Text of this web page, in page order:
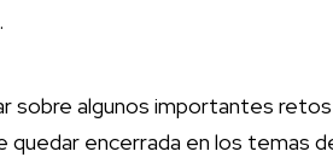
sobre algunos importantes
encerrada en los temas